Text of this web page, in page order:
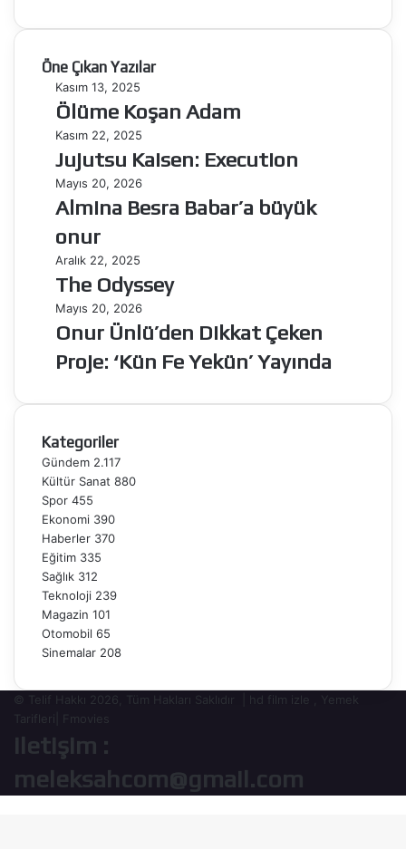
Öne Çıkan Yazılar
Ölüme
Koşan
Kasım 13, 2025
Ölüme Koşan Adam
Jujutsu
Kaisen:
Execution
Kasım 22, 2025
Jujutsu Kaisen: Execution
Almina
Besra
büyük
onur
Mayıs 20, 2026
Almina Besra Babar’a büyük
onur
The
Odyssey
Aralık 22, 2025
The Odyssey
Onur
Ünlü’den
Çeken
‘Kün
Yekün’
Yayında
Mayıs 20, 2026
Onur Ünlü’den Dikkat Çeken
Proje: ‘Kün Fe Yekün’ Yayında
Kategoriler
Gündem 2.117
Kültür Sanat 880
Spor 455
Ekonomi 390
Haberler 370
Eğitim 335
Sağlık 312
Teknoloji 239
Magazin 101
Otomobil 65
Sinemalar 208
© Telif Hakkı 2026, Tüm Hakları Saklıdır | hd film izle
Yemek
Tarifleri
Fmovies
iletişim :
meleksahcom@gmail.com